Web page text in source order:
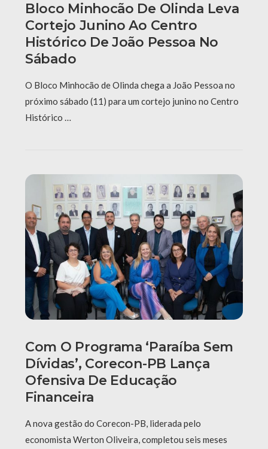
Bloco Minhocão De Olinda Leva
Cortejo Junino Ao Centro
Histórico De João Pessoa No
Sábado
O Bloco Minhocão de Olinda chega a João Pessoa no
próximo sábado (11) para um cortejo junino no Centro
Histórico …
Com O Programa ‘Paraíba Sem
Dívidas’, Corecon-PB Lança
Ofensiva De Educação
Financeira
A nova gestão do Corecon-PB, liderada pelo
economista Werton Oliveira, completou seis meses